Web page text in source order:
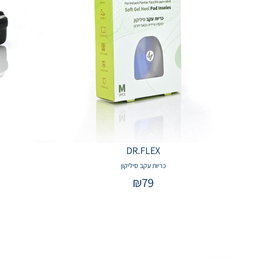
DR.FLEX
כריות עקב סיליקון
₪79